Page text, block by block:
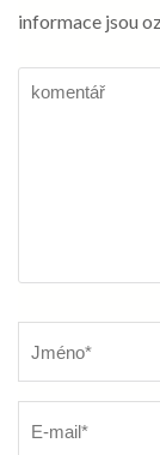
informace jsou
komentář